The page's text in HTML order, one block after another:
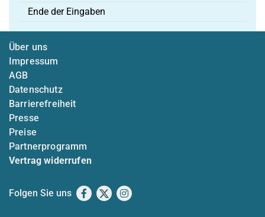
Ende der Eingaben
Über uns
Impressum
AGB
Datenschutz
Barrierefreiheit
Presse
Preise
Partnerprogramm
Vertrag widerrufen
Folgen Sie uns Facebook
X Instagram